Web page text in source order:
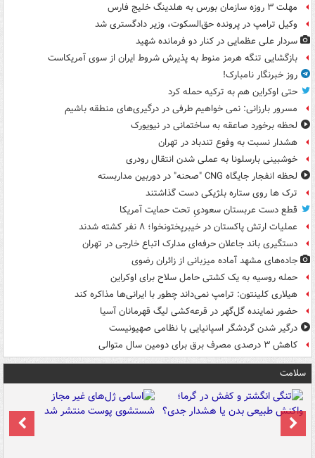
مهلت ۳ روزه سازمان بورس به هلدینگ خلیج فارس
وکیل ترامپ در پرونده حق‌السکوت، وزیر دادگستری شد
سردار علی عظمایی در کنار دو فرمانده شهید
بازگشایی تنگه هرمز منوط به پذیرش شروط ایران از سوی آمریکاست
روز خبرنگار نامبارک!
حتی اوکراین هم به ترکیه حمله کرد
مسرور بارزانی: نمی خواهیم طرفی در درگیری‌های منطقه باشیم
لحظه برخورد صاعقه به ساختمانی در نیویورک
هشدار نسبت به وفوع تندباد در تهران
خوشبینی بارسلونا به عملی شدن انتقال رودری
لحظه انفجار جایگاه CNG "صحنه" در دوربین مداربسته
ترک ها روی ستاره بلژیکی دست گذاشتند
قطع دست عربستان سعودیِ تحت حمایت آمریکا
عملیات ارتش پاکستان در خیبرپختونخوا؛ ۸ نفر کشته شدند
دستگیری باند جاعلان حرفه‌ای مدارک اتباع خارجی در تهران
جاده‌های مشهد آماده میزبانی از زائران رضوی
حمله روسیه به یک کشتی حامل سلاح برای اوکراین
هیلاری کلینتون: ترامپ نمی‌داند چطور با ایرانی‌ها مذاکره کند
حضور نماینده گل‌گهر در قرعه‌کشی لیگ قهرمانان آسیا
درگیر شدن گردشگر اسپانیایی با نظامی صهیونیست
کاهش ۳ درصدی مصرف برق برای دومین سال متوالی
سلامت